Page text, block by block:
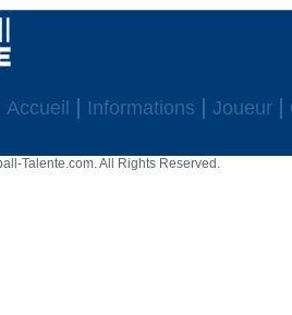
Accueil Informations Joueur
Talente.com. All Rights Reserved.